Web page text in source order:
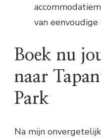
van
Boek nu
naar
Park
Na mijn